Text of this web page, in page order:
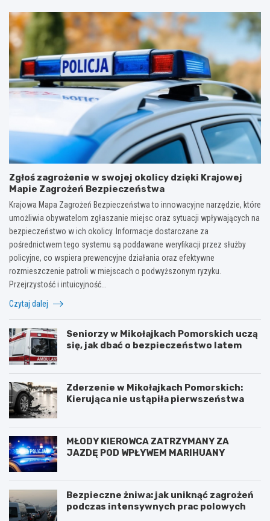
Zgłoś zagrożenie w swojej okolicy dzięki Krajowej
Mapie Zagrożeń Bezpieczeństwa
Krajowa Mapa Zagrożeń Bezpieczeństwa to innowacyjne narzędzie, które
umożliwia obywatelom zgłaszanie miejsc oraz sytuacji wpływających na
bezpieczeństwo w ich okolicy. Informacje dostarczane za
pośrednictwem tego systemu są poddawane weryfikacji przez służby
policyjne, co wspiera prewencyjne działania oraz efektywne
rozmieszczenie patroli w miejscach o podwyższonym ryzyku.
Przejrzystość i intuicyjność…
Czytaj dalej
Seniorzy w Mikołajkach Pomorskich uczą
się, jak dbać o bezpieczeństwo latem
Zderzenie w Mikołajkach Pomorskich:
Kierująca nie ustąpiła pierwszeństwa
MŁODY KIEROWCA ZATRZYMANY ZA
JAZDĘ POD WPŁYWEM MARIHUANY
Bezpieczne żniwa: jak uniknąć zagrożeń
podczas intensywnych prac polowych